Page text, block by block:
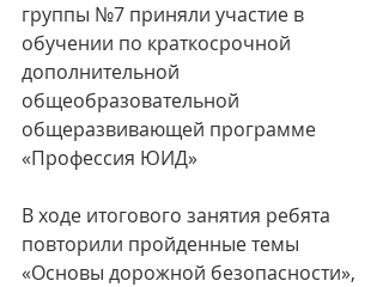
группы №7 приняли участие в
обучении по краткосрочной
дополнительной
общеобразовательной
общеразвивающей программе
«Профессия ЮИД»
В ходе итогового занятия ребята
повторили пройденные темы
«Основы дорожной безопасности»,